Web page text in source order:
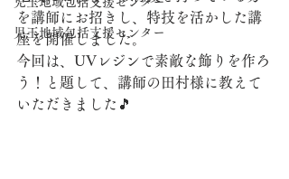
児玉地域包括支援センター
を講師にお招きし、特技を活かした講
座を開催しました。
今回は、UVレジンで素敵な飾りを作ろ
う！と題して、講師の田村様に教えて
いただきました🎵